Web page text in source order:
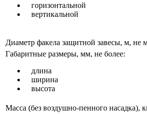
горизонтальной
вертикальной
Диаметр факела защитной завесы, м, не
Габаритные размеры, мм, не более:
длина
ширина
высота
Масса (без воздушно-пенного насадка),